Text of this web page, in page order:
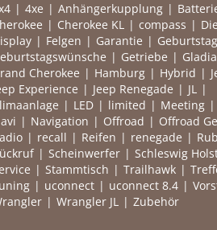
4xe Anhängerkupplung
Cherokee KL compass
Felgen Garantie
Geburtstag
Getriebe
Cherokee
Hamburg Hybrid
Experience
Jeep Renegade
JL
LED limited Meeting
Navigation Offroad
Offroad
recall Reifen renegade
Scheinwerfer
Schleswig
Stammtisch Trailhawk
uconnect uconnect 8.4
Wrangler JL Zubehör